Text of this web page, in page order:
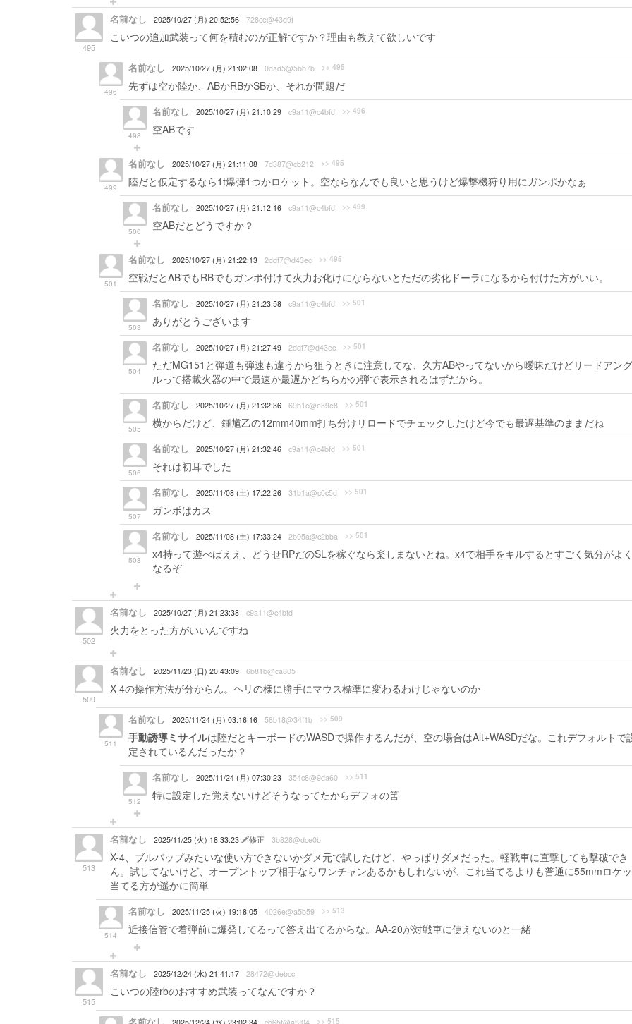
495
名前なし 2025/10/27 (月) 20:52:56 728ce@43d9f
こいつの追加武装って何を積むのが正解ですか？理由も教えて欲しいです
496
名前なし 2025/10/27 (月) 21:02:08 0dad5@5bb7b >> 495
先ずは空か陸か、ABかRBかSBか、それが問題だ
498
名前なし 2025/10/27 (月) 21:10:29 c9a11@c4bfd >> 496
空ABです
499
名前なし 2025/10/27 (月) 21:11:08 7d387@cb212 >> 495
陸だと仮定するなら1t爆弾1つかロケット。空ならなんでも良いと思うけど爆撃機狩り用にガンポかなぁ
500
名前なし 2025/10/27 (月) 21:12:16 c9a11@c4bfd >> 499
空ABだとどうですか？
501
名前なし 2025/10/27 (月) 21:22:13 2ddf7@d43ec >> 495
空戦だとABでもRBでもガンポ付けて火力お化けにならないとただの劣化ドーラになるから付けた方がいい。
503
名前なし 2025/10/27 (月) 21:23:58 c9a11@c4bfd >> 501
ありがとうございます
504
名前なし 2025/10/27 (月) 21:27:49 2ddf7@d43ec >> 501
ただMG151と弾道も弾速も違うから狙うときに注意してな、久方ABやってないから曖昧だけどリードアング
ルって搭載火器の中で最速か最遅かどちらかの弾で表示されるはずだから。
505
名前なし 2025/10/27 (月) 21:32:36 69b1c@e39e8 >> 501
横からだけど、鍾馗乙の12mm40mm打ち分けリロードでチェックしたけど今でも最遅基準のままだね
506
名前なし 2025/10/27 (月) 21:32:46 c9a11@c4bfd >> 501
それは初耳でした
507
名前なし 2025/11/08 (土) 17:22:26 31b1a@c0c5d >> 501
ガンポはカス
508
名前なし 2025/11/08 (土) 17:33:24 2b95a@c2bba >> 501
x4持って遊べばええ、どうせRPだのSLを稼ぐなら楽しまないとね。x4で相手をキルするとすごく気分がよ
なるぞ
502
名前なし 2025/10/27 (月) 21:23:38 c9a11@c4bfd
火力をとった方がいいんですね
509
名前なし 2025/11/23 (日) 20:43:09 6b81b@ca805
X-4の操作方法が分からん。ヘリの様に勝手にマウス標準に変わるわけじゃないのか
511
名前なし 2025/11/24 (月) 03:16:16 58b18@34f1b >> 509
手動誘導ミサイルは陸だとキーボードのWASDで操作するんだが、空の場合はAlt+WASDだな。これデフォルトで
定されているんだったか？
512
名前なし 2025/11/24 (月) 07:30:23 354c8@9da60 >> 511
特に設定した覚えないけどそうなってたからデフォの筈
513
名前なし 2025/11/25 (火) 18:33:23 修正 3b828@dce0b
X-4、ブルパップみたいな使い方できないかダメ元で試したけど、やっぱりダメだった。軽戦車に直撃しても撃破でき
ん。試してないけど、オープントップ相手ならワンチャンあるかもしれないが、これ当てるよりも普通に55mmロケ
当てる方が遥かに簡単
514
名前なし 2025/11/25 (火) 19:18:05 4026e@a5b59 >> 513
近接信管で着弾前に爆発してるって答え出てるからな。AA-20が対戦車に使えないのと一緒
515
名前なし 2025/12/24 (水) 21:41:17 28472@debcc
こいつの陸rbのおすすめ武装ってなんですか？
>> 515